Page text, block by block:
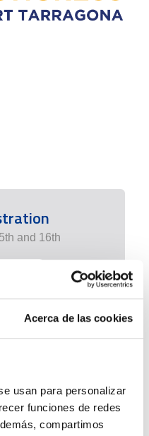
Acerca de las cookies
usan para personalizar
funciones de redes
compartimos
and 16th